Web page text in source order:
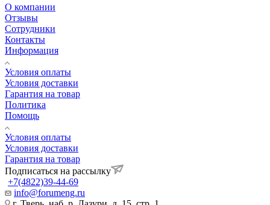
О компании
Отзывы
Сотрудники
Контакты
Информация
Условия оплаты
Условия доставки
Гарантия на товар
Политика
Помощь
Условия оплаты
Условия доставки
Гарантия на товар
Подписаться на рассылку
+7(4822)39-44-69
info@forumeng.ru